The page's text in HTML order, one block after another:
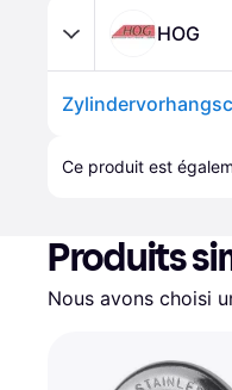
HOG
Ce produit est
Produits
Nous avons choisi